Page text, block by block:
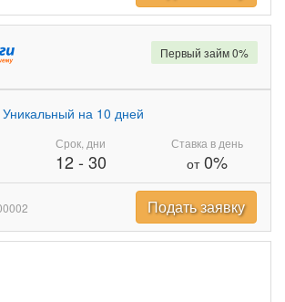
Уникальный на 10 дней
Срок, дни
12- 30
Ставка в день
от0%
Первый займ 0%
Подать заявку